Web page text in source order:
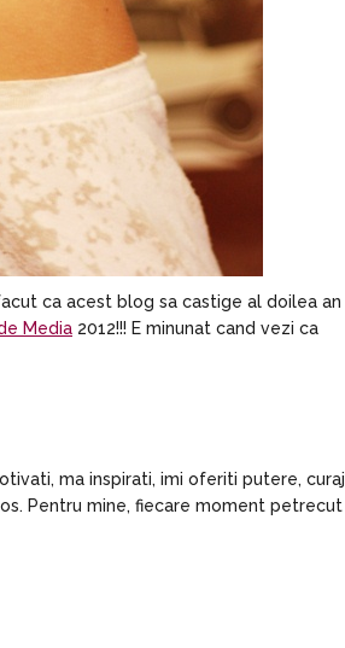
ca acest blog sa castige al doilea an
Media 2012!!! E minunat cand vezi ca
ma inspirati, imi oferiti putere, curaj
Pentru mine, fiecare moment petrecut